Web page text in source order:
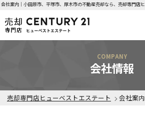
売却専門店ヒューベストエステート 会社案内
COMPANY
会社情報